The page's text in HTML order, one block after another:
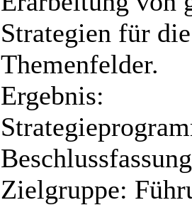
Strategien für
Themenfelder.
Ergebnis:
Zielgruppe: